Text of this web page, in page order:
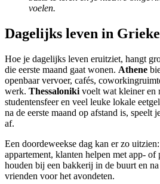
voelen.
Dagelijks leven in
Hoe je dagelijks leven eruitziet, hangt
die eerste maand gaat wonen. Athene
openbaar vervoer, cafés,
werk. Thessaloniki voelt wat kleiner en
studentensfeer en veel leuke lokale
na de eerste maand op afstand is, speelt
af.
Een doordeweekse dag kan er zo
appartement, klanten helpen met app- of
houden bij een bakkerij in de buurt en
vrienden voor het avondeten.